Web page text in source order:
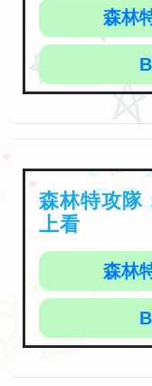
森林
森林特攻隊
上看
森林